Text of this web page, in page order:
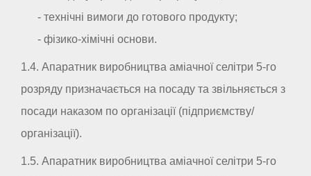
- технічні вимоги до готового продукту;
- фізико-хімічні основи.
1.4. Апаратник виробництва аміачної селітри 5-го
розряду призначається на посаду та звільняється з
посади наказом по організації (підприємству/
організації).
1.5. Апаратник виробництва аміачної селітри 5-го